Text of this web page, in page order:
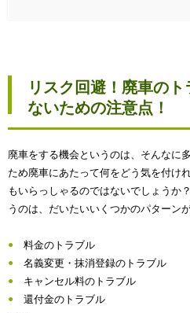
リスク回避！廃車の
ないための注意点！
廃車をする機会というのは、そんなに
ため廃車にあたって何をどう気を付け
もいらっしゃるのではないでしょうか
うのは、だいたいいくつかのパターン
料金のトラブル
名義変更・抹消登録のトラブル
キャンセル料のトラブル
還付金のトラブル